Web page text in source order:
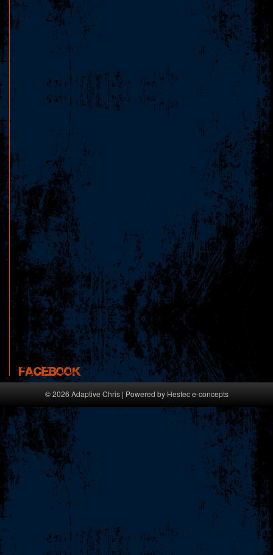
Facebook
© 2026 Adaptive Chris | Powered by Hestec e-concepts